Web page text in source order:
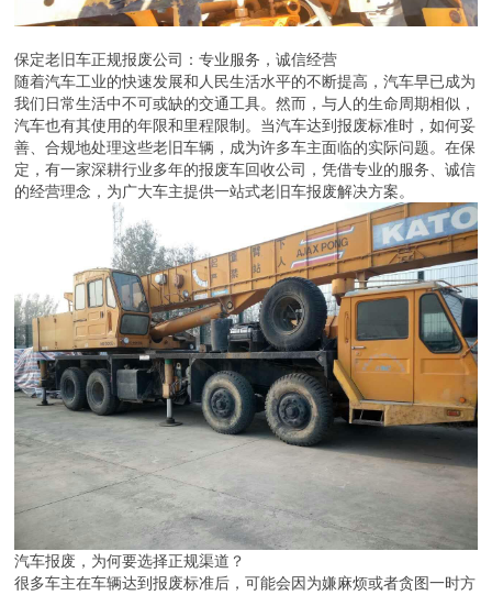
保定老旧车正规报废公司：专业服务，诚信经营
随着汽车工业的快速发展和人民生活水平的不断提高，汽车早已成为
我们日常生活中不可或缺的交通工具。然而，与人的生命周期相似，
汽车也有其使用的年限和里程限制。当汽车达到报废标准时，如何妥
善、合规地处理这些老旧车辆，成为许多车主面临的实际问题。在保
定，有一家深耕行业多年的报废车回收公司，凭借专业的服务、诚信
的经营理念，为广大车主提供一站式老旧车报废解决方案。
汽车报废，为何要选择正规渠道？
很多车主在车辆达到报废标准后，可能会因为嫌麻烦或者贪图一时方